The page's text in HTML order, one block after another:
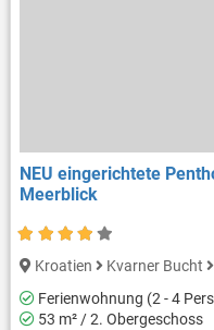
NEU eingerichtete
Meerblick
Kroatien Kvarner Bucht
Ferienwohnung (2 - 4
53 m² / 2. Obergeschoss